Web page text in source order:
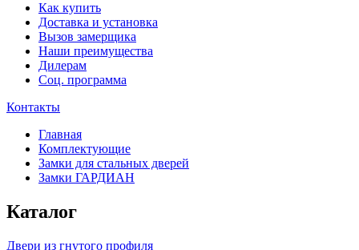
Как купить
Доставка и установка
Вызов замерщика
Наши преимущества
Дилерам
Соц. программа
Контакты
Главная
Комплектующие
Замки для стальных дверей
Замки ГАРДИАН
Каталог
Двери из гнутого профиля